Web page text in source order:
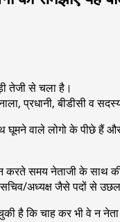
तेजी से चला है।
प्रधानी, बीडीसी व
वाले लोगो के पीछे हैं
करते समय नेताजी के
अध्यक्ष जैसे पदों से
है कि चाह कर भी वे न